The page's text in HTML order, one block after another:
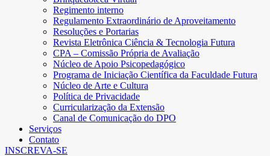
Regimento interno
Regulamento Extraordinário de Aproveitamento
Resoluções e Portarias
Revista Eletrônica Ciência & Tecnologia Futura
CPA – Comissão Própria de Avaliação
Núcleo de Apoio Psicopedagógico
Programa de Iniciação Científica da Faculdade Futura
Núcleo de Arte e Cultura
Política de Privacidade
Curricularização da Extensão
Canal de Comunicação do DPO
Serviços
Contato
INSCREVA-SE